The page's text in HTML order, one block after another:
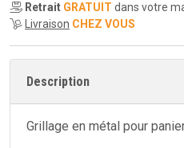
Retrait GRATUIT dans votre
Livraison CHEZ VOUS
Description
Grillage en métal pour